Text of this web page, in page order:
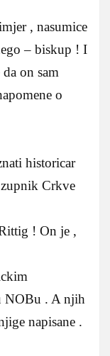
, nasumice
– biskup ! I
on sam
o
historicar
Crkve
! On je ,
NOBu . A njih
napisane .